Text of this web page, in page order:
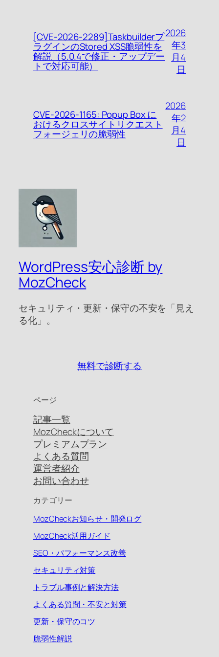
[CVE-2026-2289]Taskbuilderプ
ラグインのStored XSS脆弱性を
解説（5.0.4で修正・アップデー
トで対応可能）
2026
年3
月4
日
CVE-2026-1165: Popup Box に
おけるクロスサイトリクエスト
フォージェリの脆弱性
2026
年2
月4
日
WordPress安心診断 by
MozCheck
セキュリティ・更新・保守の不安を「見え
る化」。
無料で診断する
ページ
記事一覧
MozCheckについて
プレミアムプラン
よくある質問
運営者紹介
お問い合わせ
カテゴリー
MozCheckお知らせ・開発ログ
MozCheck活用ガイド
SEO・パフォーマンス改善
セキュリティ対策
トラブル事例と解決方法
よくある質問・不安と対策
更新・保守のコツ
脆弱性解説